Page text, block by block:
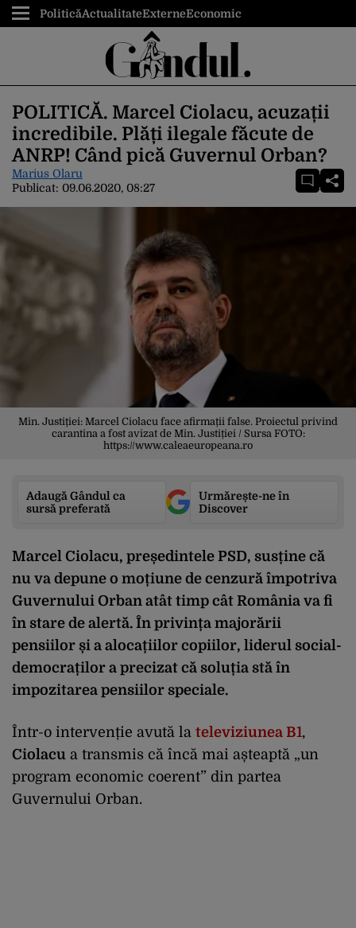
PoliticăActualitateExterneEconomic
POLITICĂ. Marcel Ciolacu, acuzații
incredibile. Plăți ilegale făcute de
ANRP! Când pică Guvernul Orban?
Marius Olaru
Publicat: 09.06.2020, 08:27
Min. Justiției: Marcel Ciolacu face afirmații false. Proiectul privind
carantina a fost avizat de Min. Justiției / Sursa FOTO:
https://www.caleaeuropeana.ro
Adaugă Gândul ca
sursă preferată
Urmărește-ne în
Discover
Marcel Ciolacu, președintele PSD, susține că
nu va depune o moțiune de cenzură împotriva
Guvernului Orban atât timp cât România va fi
în stare de alertă. În privința majorării
pensiilor și a alocațiilor copiilor, liderul social-
democraților a precizat că soluția stă în
impozitarea pensiilor speciale.
Într-o intervenție avută la televiziunea B1,
Ciolacu a transmis că încă mai așteaptă „un
program economic coerent” din partea
Guvernului Orban.